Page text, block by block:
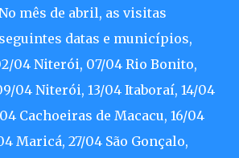
mês de abril, as visitas
datas e municípios,
04 Niterói, 07/04 Rio Bonito,
04 Niterói, 13/04 Itaboraí, 14/04
Cachoeiras de Macacu, 16/04
Maricá, 27/04 São Gonçalo,